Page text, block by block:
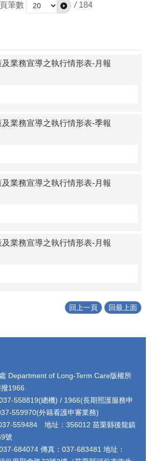
筆數 / 184
業務宣導之執行情形表-月報
業務宣導之執行情形表-季報
業務宣導之執行情形表-月報
業務宣導之執行情形表-月報
回上一頁 回最上面
Department of Long-Term Care版權所
1966
558819(總機) / 1966(長期照護服務申
559970(外籍看護申審業務)
地址：356012 苗栗縣後龍鎮
號
684074 傳真：037-683481 地址：